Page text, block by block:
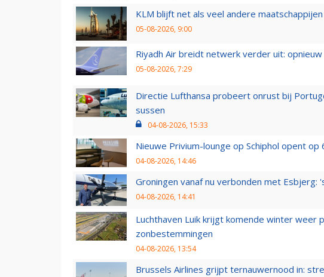
KLM blijft net als veel andere
05-08-2026, 9:00
Riyadh Air breidt netwerk verder uit:
05-08-2026, 7:29
Directie Lufthansa probeert onrust bij
sussen
04-08-2026, 15:33
Nieuwe Privium-lounge op Schiphol opent op
04-08-2026, 14:46
Groningen vanaf nu verbonden met Esbjerg:
04-08-2026, 14:41
Luchthaven Luik krijgt komende winter weer
zonbestemmingen
04-08-2026, 13:54
Brussels Airlines grijpt ternauwernood in: